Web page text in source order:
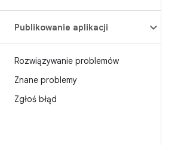
Publikowanie aplikacji
Rozwiązywanie problemów
Znane problemy
Zgłoś błąd